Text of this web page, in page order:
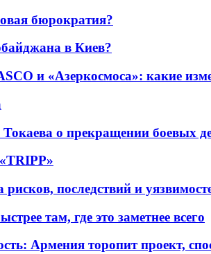
бюрократия?
в Киев?
и «Азеркосмоса»: какие
о прекращении боевых
последствий и
там, где это заметнее всего
Армения торопит проект,